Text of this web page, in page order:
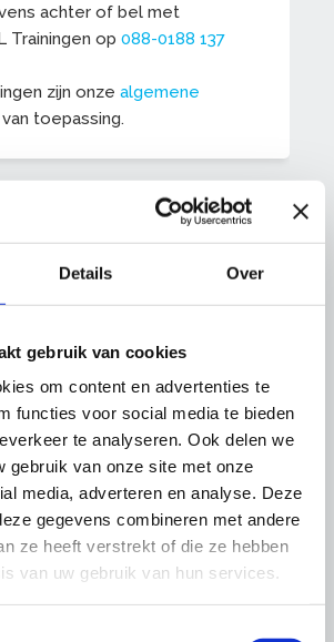
Details Over
gebruik van cookies
om content en advertenties te
functies voor social media te bieden
te analyseren. Ook delen we
gebruik van onze site met onze
media, adverteren en analyse. Deze
gegevens combineren met andere
ze heeft verstrekt of die ze hebben
van uw gebruik van hun services.
achter of bel met
Trainingen op 088-0188 137
zijn onze algemene
van toepassing.
geblokkeerd. Verander je